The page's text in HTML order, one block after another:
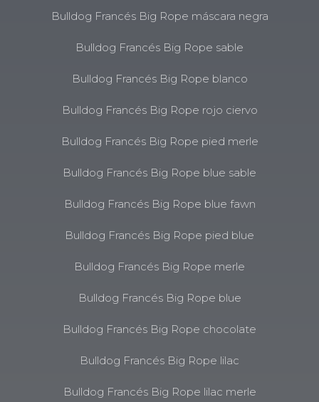
Bulldog Francés Big Rope máscara negra
Bulldog Francés Big Rope sable
Bulldog Francés Big Rope blanco
Bulldog Francés Big Rope rojo ciervo
Bulldog Francés Big Rope pied merle
Bulldog Francés Big Rope blue sable
Bulldog Francés Big Rope blue fawn
Bulldog Francés Big Rope pied blue
Bulldog Francés Big Rope merle
Bulldog Francés Big Rope blue
Bulldog Francés Big Rope chocolate
Bulldog Francés Big Rope lilac
Bulldog Francés Big Rope lilac merle